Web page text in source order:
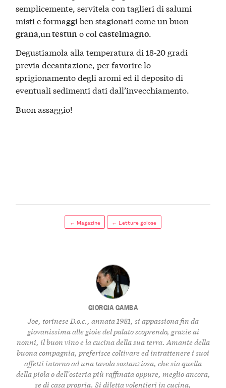
semplicemente, servitela con taglieri di salumi
misti e formaggi ben stagionati come un buon
grana ,untestun o colcastelmagno
Degustiamola alla temperatura di 18-20 gradi
previa decantazione, per favorire lo
sprigionamento degli aromi ed il deposito di
eventuali sedimenti dati dall’invecchiamento.
Buon assaggio!
← Magazine ← Letture golose
GIORGIA GAMBA
Joe, torinese D.o.c., annata 1981, si appassiona fin da
giovanissima alle gioie del palato scoprendo, grazie ai
nonni, il buon vino e la cucina della sua terra. Amante della
buona compagnia, preferisce coltivare ed intrattenere i suoi
affetti intorno ad una tavola sostanziosa, che sia quella
della piola o dell'osteria più raffinata oppure, meglio ancora,
se di casa propria. Si diletta volentieri in cucina,